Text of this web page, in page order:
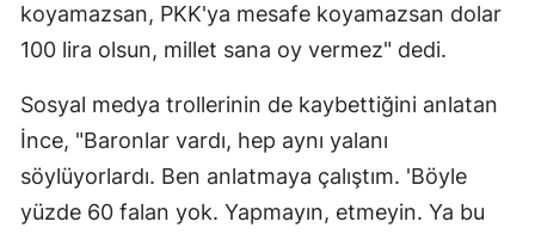
koyamazsan, PKK'ya mesafe koyamazsan dolar
100 lira olsun, millet sana oy vermez" dedi.
Sosyal medya trollerinin de kaybettiğini anlatan
İnce, "Baronlar vardı, hep aynı yalanı
söylüyorlardı. Ben anlatmaya çalıştım. 'Böyle
yüzde 60 falan yok. Yapmayın, etmeyin. Ya bu